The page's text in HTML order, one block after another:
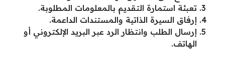
تعبئة استمارة التقديم بالمعلومات المطلوبة.
إرفاق السيرة الذاتية والمستندات الداعمة.
إرسال الطلب وانتظار الرد عبر البريد الإلكتروني أو
الهاتف.